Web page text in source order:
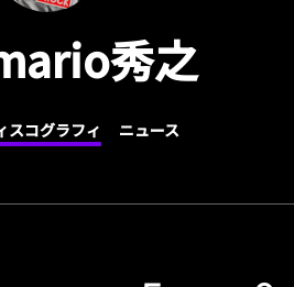
秀之
スコグラフィ ニュース